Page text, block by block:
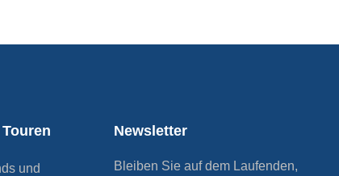
und
Newsletter
Bleiben Sie auf dem Laufenden,